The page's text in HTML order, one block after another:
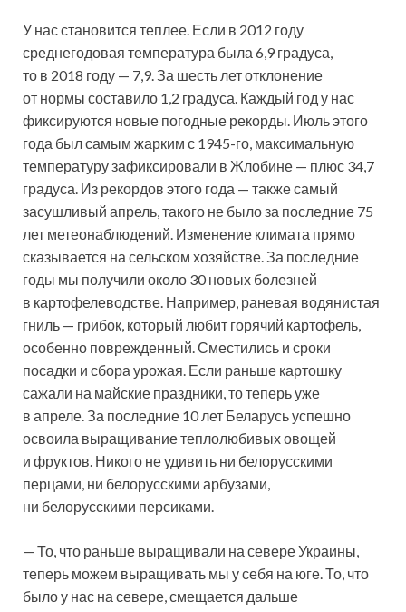
У нас становится теплее. Если в 2012 году
среднегодовая температура была 6,9 градуса,
то в 2018 году — 7,9. За шесть лет отклонение
от нормы составило 1,2 градуса. Каждый год у нас
фиксируются новые погодные рекорды. Июль этого
года был самым жарким с 1945-го, максимальную
температуру зафиксировали в Жлобине — плюс 34,7
градуса. Из рекордов этого года — также самый
засушливый апрель, такого не было за последние 75
лет метеонаблюдений. Изменение климата прямо
сказывается на сельском хозяйстве. За последние
годы мы получили около 30 новых болезней
в картофелеводстве. Например, раневая водянистая
гниль — грибок, который любит горячий картофель,
особенно поврежденный. Сместились и сроки
посадки и сбора урожая. Если раньше картошку
сажали на майские праздники, то теперь уже
в апреле. За последние 10 лет Беларусь успешно
освоила выращивание теплолюбивых овощей
и фруктов. Никого не удивить ни белорусскими
перцами, ни белорусскими арбузами,
ни белорусскими персиками.
— То, что раньше выращивали на севере Украины,
теперь можем выращивать мы у себя на юге. То, что
было у нас на севере, смещается дальше